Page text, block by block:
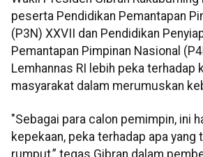
peserta Pendidikan Pemantapan
(P3N) XXVII dan Pendidikan
Pemantapan Pimpinan Nasional
Lemhannas RI lebih peka terhadap
masyarakat dalam merumuskan
"Sebagai para calon pemimpin, ini
kepekaan, peka terhadap apa yang
rumput,” tegas Gibran dalam